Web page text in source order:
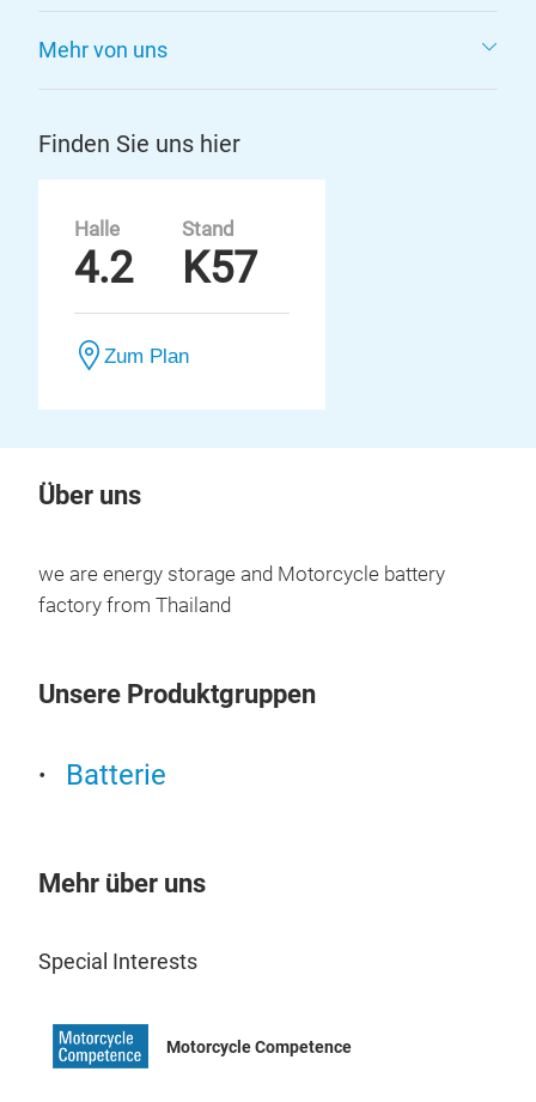
Mehr von uns
Finden Sie uns hier
Halle
4.2
Stand
K57
Zum Plan
Über uns
we are energy storage and Motorcycle battery
factory from Thailand
Unsere Produktgruppen
Batterie
Mehr über uns
Special Interests
Motorcycle Competence